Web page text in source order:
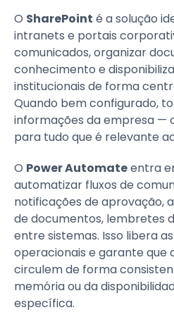
O SharePoint é a solução
intranets e portais
comunicados, organizar
conhecimento e
institucionais de forma
Quando bem configurado,
informações da empresa —
para tudo que é relevante
O Power Automateentra
automatizar fluxos de
notificações de aprovação,
de documentos, lembretes
entre sistemas. Isso libera
operacionais e garante que
circulem de forma
memória ou da
específica.